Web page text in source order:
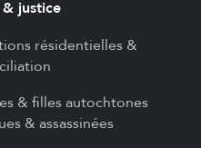
justice
résidentielles &
& filles autochtones
& assassinées